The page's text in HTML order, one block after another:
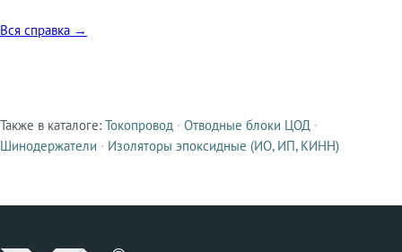
Вся справка →
Смежные продукты
Также в каталоге: Токопровод · Отводные блоки ЦОД ·
Шинодержатели · Изоляторы эпоксидные (ИО, ИП, КИНН)